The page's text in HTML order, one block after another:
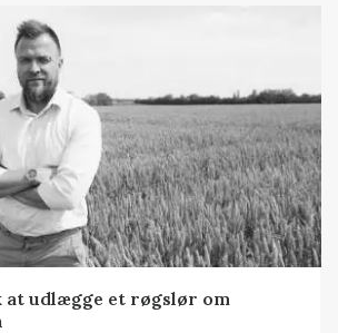
at udlægge et røgslør om